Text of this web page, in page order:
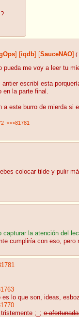
] [iqdb] [SauceNAO] (
pueda me voy a leer tu
antier escribí esta
en la parte final.
a este burro de mierda si
>>>81781
colocar tilde y pulir
capturar la atención del
cumpliría con eso, pero
es lo que son, ideas,
tristemente ;_; o